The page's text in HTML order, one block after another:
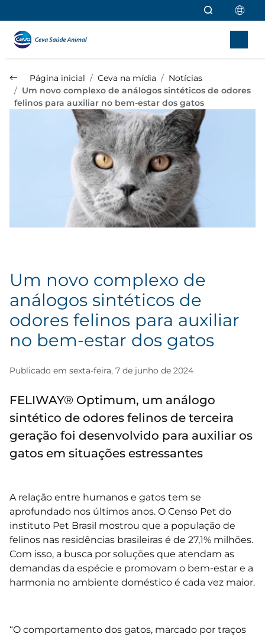
Página inicial Ceva na mídia
Notícias
Um novo complexo de análogos sintéticos de odores
felinos para auxiliar no bem-estar dos gatos
Um novo complexo de
análogos sintéticos de
odores felinos para auxiliar
no bem-estar dos gatos
Publicado em sexta-feira, 7 de junho de 2024
FELIWAY® Optimum, um análogo
sintético de odores felinos de terceira
geração foi desenvolvido para auxiliar os
gatos em situações estressantes
A relação entre humanos e gatos tem se
aprofundado nos últimos anos. O Censo Pet do
instituto Pet Brasil mostrou que a população de
felinos nas residências brasileiras é de 27,1% milhões.
Com isso, a busca por soluções que atendam as
demandas da espécie e promovam o bem-estar e a
harmonia no ambiente doméstico é cada vez maior.
“O comportamento dos gatos, marcado por traços